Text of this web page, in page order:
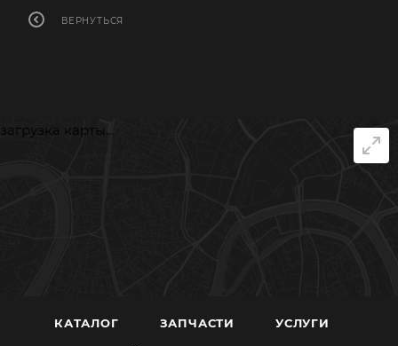
ВЕРНУТЬСЯ
загрузка карты...
КАТАЛОГ ЗАПЧАСТИ УСЛУГИ